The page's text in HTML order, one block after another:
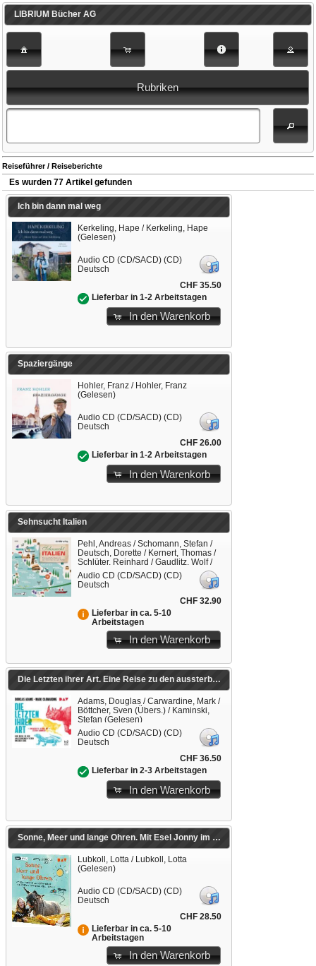
LIBRIUM Bücher AG
Rubriken
Reiseführer / Reiseberichte
Es wurden 77 Artikel gefunden
Ich bin dann mal weg
Kerkeling, Hape / Kerkeling, Hape
(Gelesen)
Audio CD (CD/SACD) (CD)
Deutsch
CHF 35.50
Lieferbar in 1-2 Arbeitstagen
In den Warenkorb
Spaziergänge
Hohler, Franz / Hohler, Franz
(Gelesen)
Audio CD (CD/SACD) (CD)
Deutsch
CHF 26.00
Lieferbar in 1-2 Arbeitstagen
In den Warenkorb
Sehnsucht Italien
Pehl, Andreas / Schomann, Stefan /
Deutsch, Dorette / Kernert, Thomas /
Schlüter, Reinhard / Gaudlitz, Wolf /
Himmelstoß, Beate (Gelesen) / Euba,
Wolf (Gelesen)
Audio CD (CD/SACD) (CD)
Deutsch
CHF 32.90
Lieferbar in ca. 5-10
Arbeitstagen
In den Warenkorb
Die Letzten ihrer Art. Eine Reise zu den aussterbenden Tieren unserer Erde
Adams, Douglas / Carwardine, Mark /
Böttcher, Sven (Übers.) / Kaminski,
Stefan (Gelesen)
Audio CD (CD/SACD) (CD)
Deutsch
CHF 36.50
Lieferbar in 2-3 Arbeitstagen
In den Warenkorb
Sonne, Meer und lange Ohren. Mit Esel Jonny im ausgebauten Bus zum Überwintern an die Atlantikküste
Lubkoll, Lotta / Lubkoll, Lotta
(Gelesen)
Audio CD (CD/SACD) (CD)
Deutsch
CHF 28.50
Lieferbar in ca. 5-10
Arbeitstagen
In den Warenkorb